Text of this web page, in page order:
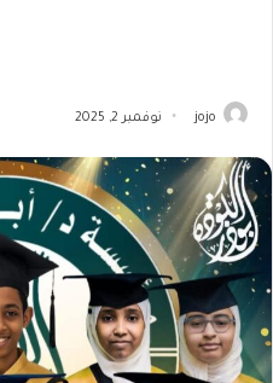
jojo نوفمبر 2, 2025